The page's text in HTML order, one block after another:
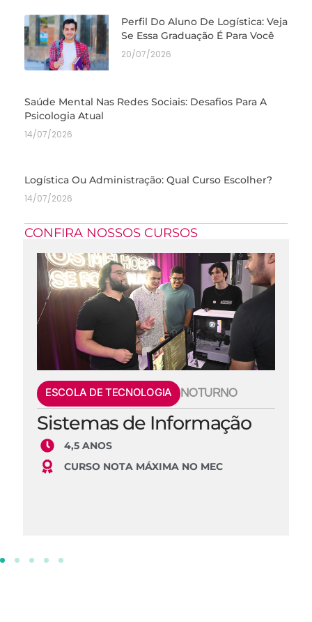
Perfil Do Aluno De Logística: Veja
Se Essa Graduação É Para Você
20/07/2026
Saúde Mental Nas Redes Sociais: Desafios Para A
Psicologia Atual
14/07/2026
Logística Ou Administração: Qual Curso Escolher?
14/07/2026
CONFIRA NOSSOS CURSOS
ESCOLA DE TECNOLOGIA NOTURNO
Sistemas de Informação
4,5 ANOS
CURSO NOTA MÁXIMA NO MEC